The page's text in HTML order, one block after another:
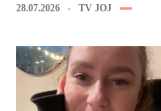
28.07.2026 TV JOJ